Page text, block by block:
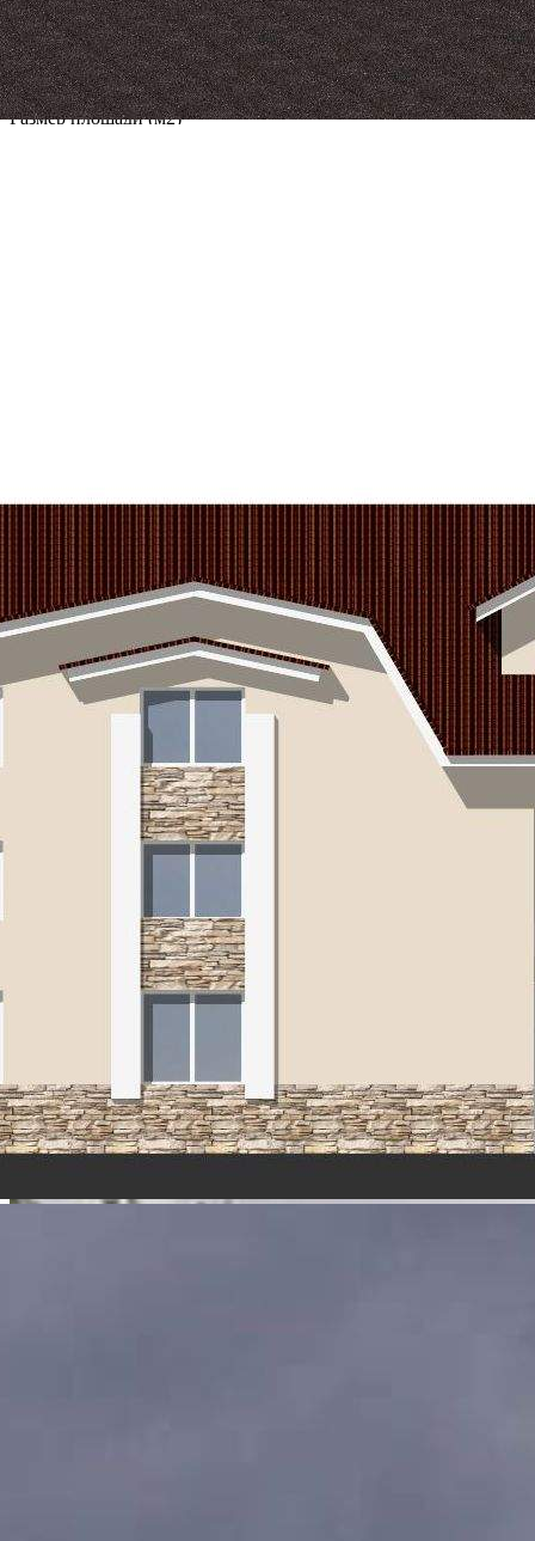
Продажа
Желаемый / подходящий вид деятельности
Не указан
Назначение
Торговое
Размер площади (м2)